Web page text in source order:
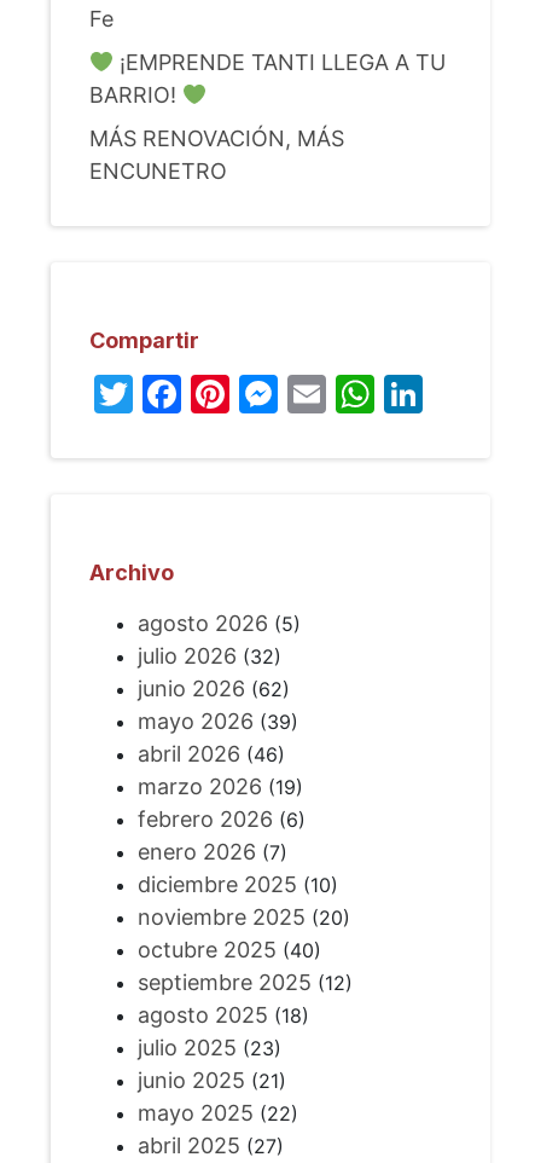
Fe
¡EMPRENDE TANTI LLEGA A TU
BARRIO!
MÁS RENOVACIÓN, MÁS
ENCUNETRO
Compartir
Twitter
Facebook
Pinterest
Messenger
Email
Archivo
agosto 2026 (5)
julio 2026 (32)
junio 2026 (62)
mayo 2026 (39)
abril 2026 (46)
marzo 2026 (19)
febrero 2026 (6)
enero 2026 (7)
diciembre 2025 (10)
noviembre 2025 (20)
octubre 2025 (40)
septiembre 2025 (12)
agosto 2025 (18)
julio 2025 (23)
junio 2025 (21)
mayo 2025 (22)
abril 2025 (27)